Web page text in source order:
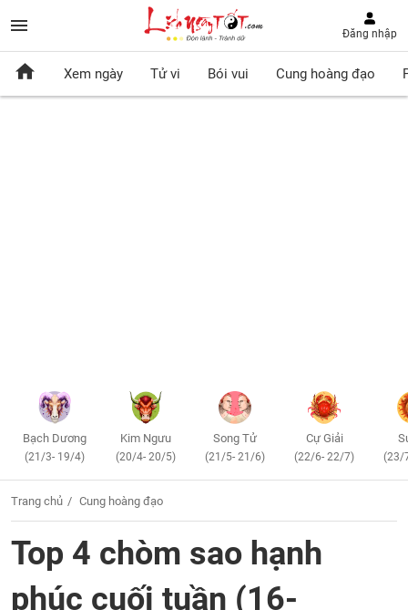
Đăng nhập
Xem ngày Tử vi Bói vui Cung hoàng đạo
Bạch Dương
(21/3- 19/4)
Kim Ngưu
(20/4- 20/5)
Song Tử
(21/5- 21/6)
Cự Giải
(22/6- 22/7) (23/
Trang chủ Cung hoàng đạo
Top 4 chòm sao hạnh
phúc cuối tuần (16-